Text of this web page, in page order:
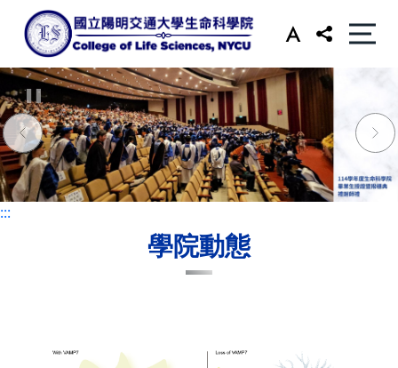
:::
:::
學院動態